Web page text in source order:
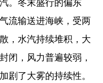
流输送进海峡，受两
，水汽持续堆积，大
闭，风力普遍较弱，
剧了大雾的持续性。